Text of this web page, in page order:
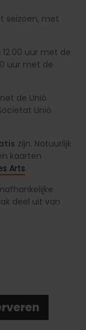
seizoen, met
12.00 uur met de
uur met de
de Unió
Unió
zijn. Natuurlijk
kaarten
Arts.
deel uit van